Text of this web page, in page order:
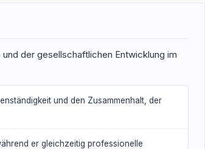
der gesellschaftlichen Entwicklung im
und den Zusammenhalt, der
er gleichzeitig professionelle